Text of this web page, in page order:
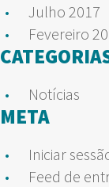
Julho 2017
Fevereiro
Notícias
META
Iniciar
Feed de